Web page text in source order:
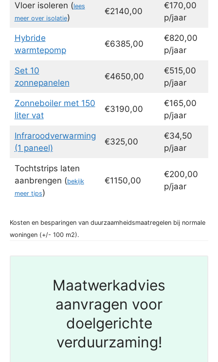
Vloer isoleren (lees
meer over isolatie)
€2140,00
€170,00
p/jaar
Hybride
warmtepomp
€6385,00
€820,00
p/jaar
Set 10
zonnepanelen
€4650,00
€515,00
p/jaar
Zonneboiler met 150
liter vat
€3190,00
€165,00
p/jaar
Infraroodverwarming
(1 paneel)
€325,00
€34,50
p/jaar
Tochtstrips laten
aanbrengen (bekijk
meer tips)
€1150,00
€200,00
p/jaar
Kosten en besparingen van duurzaamheidsmaatregelen bij normale
woningen (+/- 100 m2).
Maatwerkadvies
aanvragen voor
doelgerichte
verduurzaming!